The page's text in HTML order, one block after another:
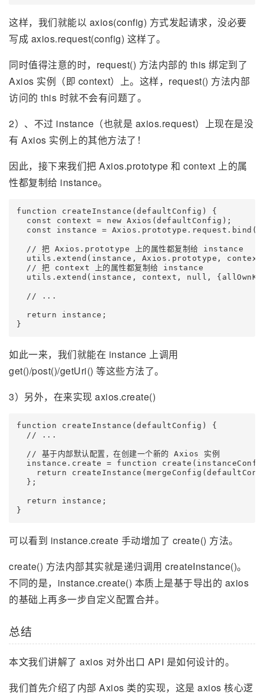
这样，我们就能以 axios(config) 方式发起请求，没必要
写成 axios.request(config) 这样了。
同时值得注意的时，request() 方法内部的 this 绑定到了
Axios 实例（即 context）上。这样，request() 方法内部
访问的 this 时就不会有问题了。
2）、不过 instance（也就是 axios.request）上现在是没
有 Axios 实例上的其他方法了！
因此，接下来我们把 Axios.prototype 和 context 上的属
性都复制给 instance。
function createInstance(defaultConfig) {
  const context = new Axios(defaultConfig);
const instance =
  // 把 Axios.prototype 上的属性都复制给 instance
utils.extend(instance, Axios.prototype,
  // 把 context 上的属性都复制给 instance
utils.extend(instance, context, null,
  // ...
  return instance;
如此一来，我们就能在 instance 上调用
get()/post()/getUri() 等这些方法了。
3）另外，在来实现 axios.create()
function createInstance(defaultConfig) {
  // ...
  // 基于内部默认配置，在创建一个新的 Axios 实例
instance.create = function
return
  };
  return instance;
可以看到 instance.create 手动增加了 create() 方法。
create() 方法内部其实就是递归调用 createInstance()。
不同的是，instance.create() 本质上是基于导出的 axios
的基础上再多一步自定义配置合并。
总结
本文我们讲解了 axios 对外出口 API 是如何设计的。
我们首先介绍了内部 Axios 类的实现，这是 axios 核心逻